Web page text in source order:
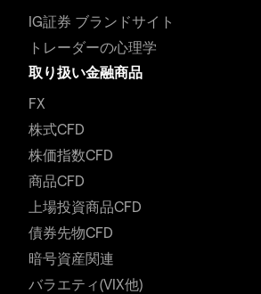
IG証券 ブランドサイト
トレーダーの心理学
取り扱い金融商品
FX
株式CFD
株価指数CFD
商品CFD
上場投資商品CFD
債券先物CFD
暗号資産関連
バラエティ(VIX他)